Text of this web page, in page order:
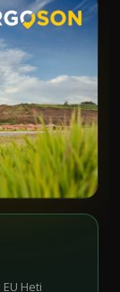
Heti